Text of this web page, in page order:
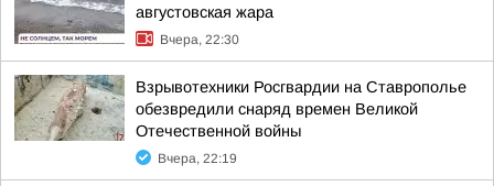
августовская жара
Вчера, 22:30
Взрывотехники Росгвардии на Ставрополье
обезвредили снаряд времен Великой
Отечественной войны
Вчера, 22:19